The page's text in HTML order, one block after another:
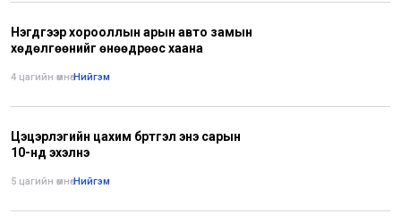
Нэгдүгээр хорооллын арын авто замын
хөдөлгөөнийг өнөөдрөөс хаана
4 цагийн өмнө•Нийгэм
Цэцэрлэгийн цахим бүртгэл энэ сарын
10-нд эхэлнэ
5 цагийн өмнө•Нийгэм